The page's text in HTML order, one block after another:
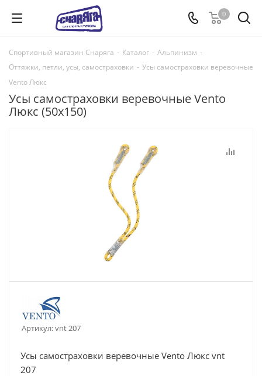
0
Спортивный магазин Снаряга - Каталог - Альпинизм -
Оттяжки, петли, усы, самостраховки - Усы самостраховки веревочные
Vento Люкс
Усы самостраховки веревочные Vento
Люкс (50х150)
Артикул:vnt 207
Усы самостраховки веревочные Vento Люкс vnt
207